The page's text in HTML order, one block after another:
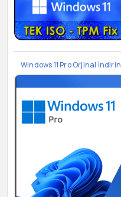
Windows 11 Pro Orjinal İndirin